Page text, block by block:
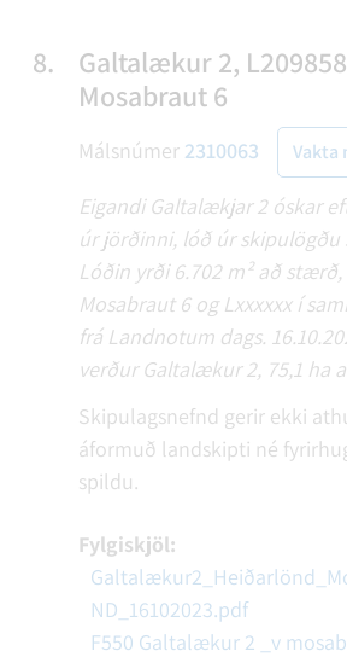
8.
Galtalækur 2,
Mosabraut 6
Málsnúmer 2310063 Vakta
Eigandi Galtalækjar 2 óskar
úr jörðinni, lóð úr
Lóðin yrði 6.702 m² að
Mosabraut 6 og Lxxxxxx í
frá Landnotum dags.
verður Galtalækur 2, 75,1 ha
Skipulagsnefnd gerir ekki
áformuð landskipti né
spildu.
Fylgiskjöl:
ND_16102023.pdf
F550 Galtalækur 2 _v